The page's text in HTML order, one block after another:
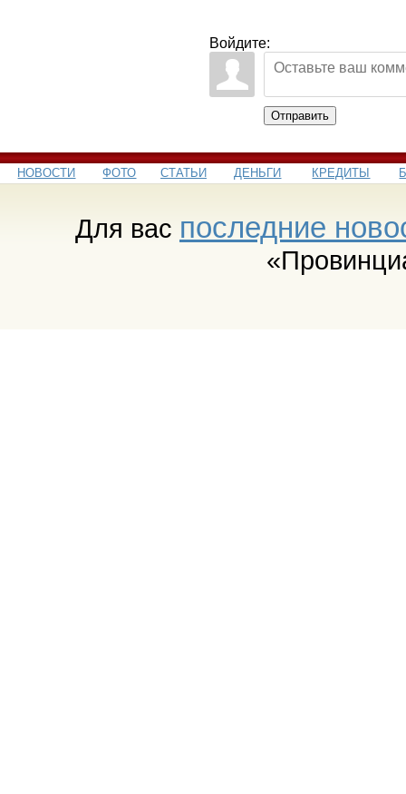
Войдите:
Отправить
НОВОСТИ ФОТО СТАТЬИ ДЕНЬГИ КРЕДИТЫ
Для вас последние